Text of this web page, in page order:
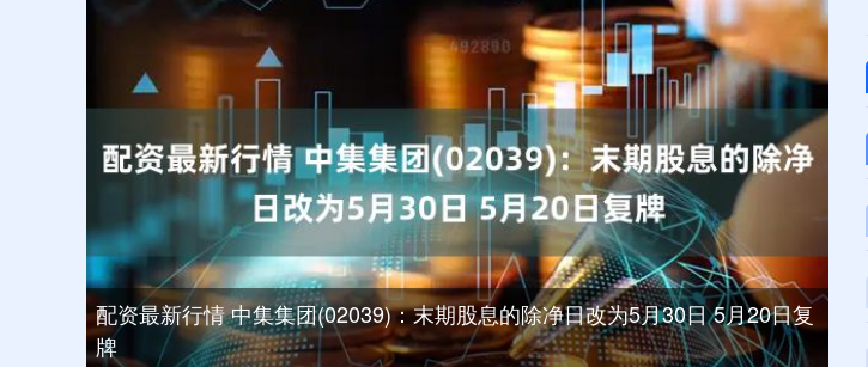
配资最新行情 中集集团(02039)：末期股息的除净日改为5月30日 5月20日复
牌